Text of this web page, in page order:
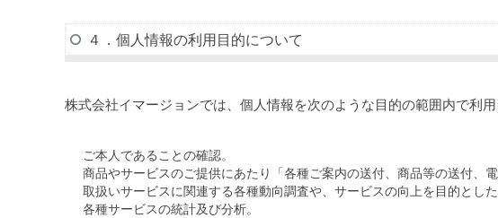
４．個人情報の利用目的について
株式会社イマージョンでは、個人情報を次のような目的の範囲内で利用
ご本人であることの確認。
商品やサービスのご提供にあたり「各種ご案内の送付、商品等の送付、
取扱いサービスに関連する各種動向調査や、サービスの向上を目的とし
各種サービスの統計及び分析。